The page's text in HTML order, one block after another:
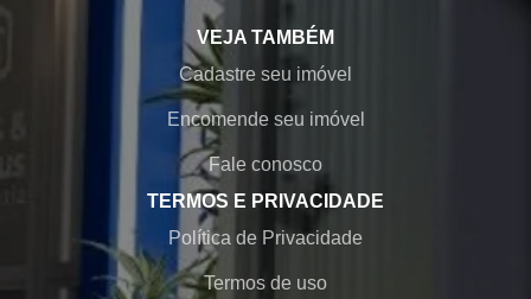
VEJA TAMBÉM
Cadastre seu imóvel
Encomende seu imóvel
Fale conosco
TERMOS E PRIVACIDADE
Política de Privacidade
Termos de uso